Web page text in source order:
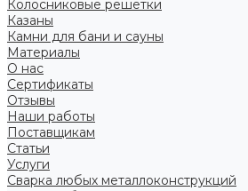
Колосниковые решетки
Казаны
Камни для бани и сауны
Материалы
О нас
Сертификаты
Отзывы
Наши работы
Поставщикам
Статьи
Услуги
Сварка любых металлоконструкций